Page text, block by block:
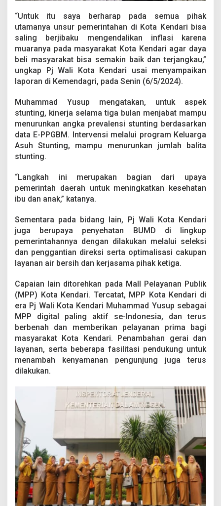
“Untuk itu saya berharap pada semua pihak
utamanya unsur pemerintahan di Kota Kendari bisa
saling berjibaku mengendalikan inflasi karena
muaranya pada masyarakat Kota Kendari agar daya
beli masyarakat bisa semakin baik dan terjangkau,”
ungkap Pj Wali Kota Kendari usai menyampaikan
laporan di Kemendagri, pada Senin (6/5/2024).
Muhammad Yusup mengatakan, untuk aspek
stunting, kinerja selama tiga bulan menjabat mampu
menurunkan angka prevalensi stunting berdasarkan
data E-PPGBM. Intervensi melalui program Keluarga
Asuh Stunting, mampu menurunkan jumlah balita
stunting.
“Langkah ini merupakan bagian dari upaya
pemerintah daerah untuk meningkatkan kesehatan
ibu dan anak,” katanya.
Sementara pada bidang lain, Pj Wali Kota Kendari
juga berupaya penyehatan BUMD di lingkup
pemerintahannya dengan dilakukan melalui seleksi
dan penggantian direksi serta optimalisasi cakupan
layanan air bersih dan kerjasama pihak ketiga.
Capaian lain ditorehkan pada Mall Pelayanan Publik
(MPP) Kota Kendari. Tercatat, MPP Kota Kendari di
era Pj Wali Kota Kendari Muhammad Yusup sebagai
MPP digital paling aktif se-Indonesia, dan terus
berbenah dan memberikan pelayanan prima bagi
masyarakat Kota Kendari. Penambahan gerai dan
layanan, serta beberapa fasilitasi pendukung untuk
menambah kenyamanan pengunjung juga terus
dilakukan.